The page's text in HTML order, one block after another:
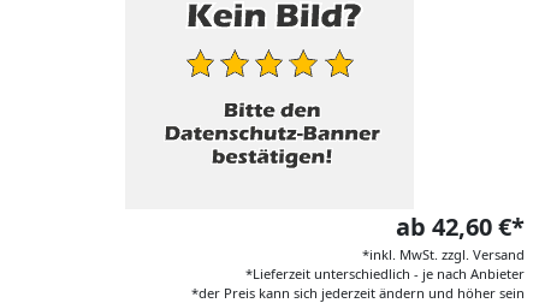
ab 42,60 €*
*inkl. MwSt. zzgl. Versand
*Lieferzeit unterschiedlich - je nach Anbieter
*der Preis kann sich jederzeit ändern und höher sein